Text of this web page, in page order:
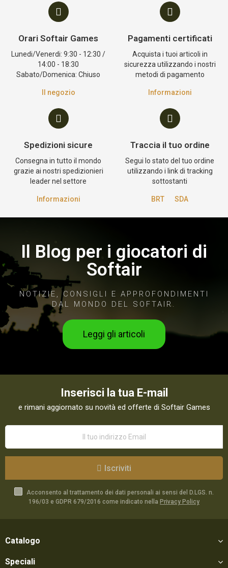
Orari Softair Games
Lunedi/Venerdi: 9:30 - 12:30 /
14:00 - 18:30
Sabato/Domenica: Chiuso
Il negozio
Pagamenti certificati
Acquista i tuoi articoli in
sicurezza utilizzando i nostri
metodi di pagamento
Informazioni
Spedizioni sicure
Consegna in tutto il mondo
grazie ai nostri spedizionieri
leader nel settore
Informazioni
Traccia il tuo ordine
Segui lo stato del tuo ordine
utilizzando i link di tracking
sottostanti
BRT SDA
Il Blog per i giocatori di
Softair
NOTIZIE, CONSIGLI E APPROFONDIMENTI
DAL MONDO DEL SOFTAIR.
Leggi gli articoli
Inserisci la tua E-mail
e rimani aggiornato su novità ed offerte di Softair Games
Iscriviti
Acconsento al trattamento dei dati personali ai sensi del D.LGS. n.
196/03 e GDPR 679/2016 come indicato nella Privacy Policy
Catalogo
Speciali